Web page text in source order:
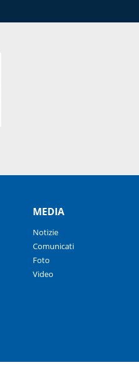
MEDIA
Notizie
Comunicati
Foto
Video